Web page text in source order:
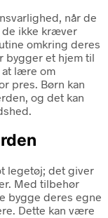
når de
de ikke kræver
omkring deres
bygger et hjem til
at lære om
pres. Børn kan
og det kan
legetøj; det giver
Med tilbehør
bygge deres egne
Dette kan være